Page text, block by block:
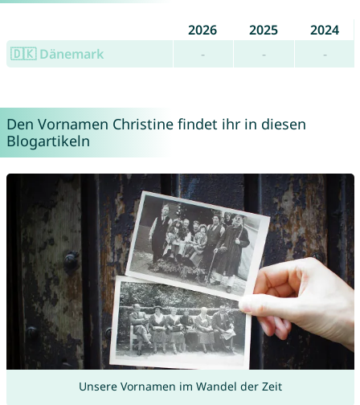
2026 2025
2024
🇩🇰 Dänemark
- - -
Den Vornamen Christine findet ihr in diesen
Blogartikeln
Unsere Vornamen im Wandel der Zeit